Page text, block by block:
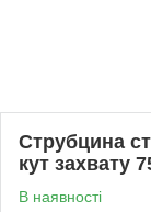
Струбцина
кут захвату
В наявності